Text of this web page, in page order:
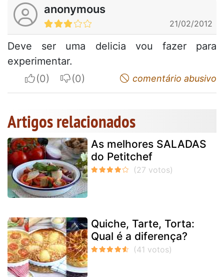
anonymous
21/02/2012
Deve ser uma delicia vou fazer para
experimentar.
I apreciateI do not appreciatecomentário abusivo
Artigos relacionados
As melhores SALADAS
do Petitchef
Quiche, Tarte, Torta:
Qual é a diferença?